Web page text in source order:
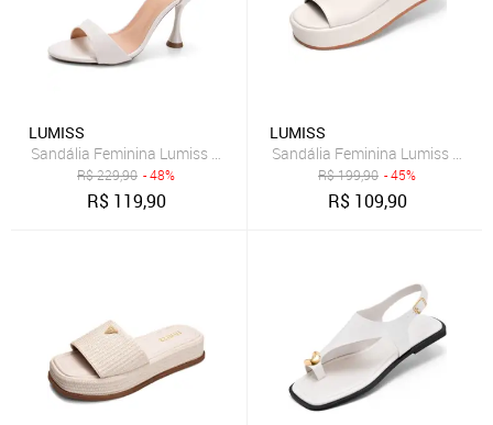
LUMISS
Sandália Feminina Lumiss Salto Alto Fino Bico Redondo Elegante
R$229,90 - 48%
R$ 119,90
LUMISS
Sandália Feminina Lumiss
R$199,90 - 45%
R$ 109,90